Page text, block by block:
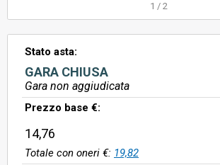
1 / 2
Stato asta:
GARA CHIUSA
Gara non aggiudicata
Prezzo base €:
14,76
Totale con oneri €: 19,82